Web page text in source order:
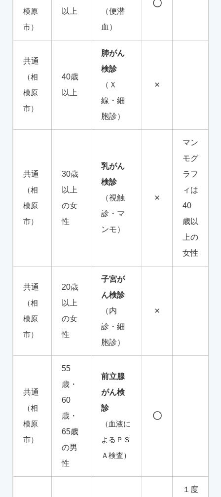
模原
市）
以上
（便潜
血）
〇
共通
（相
模原
市）
40歳
以上
肺がん
検診
（Ｘ
線・細
胞診）
×
共通
（相
模原
市）
30歳
以上
の女
性
乳がん
検診
（視触
診・マ
ンモ）
×
マン
モグ
ラフ
ィは
40
歳以
上の
女性
共通
（相
模原
市）
20歳
以上
の女
性
子宮が
ん検診
（内
診・細
胞診）
×
共通
（相
模原
市）
55
歳・
60
歳・
65歳
の男
性
前立腺
がん検
診
（血液に
よるＰＳ
Ａ検査）
〇
１度